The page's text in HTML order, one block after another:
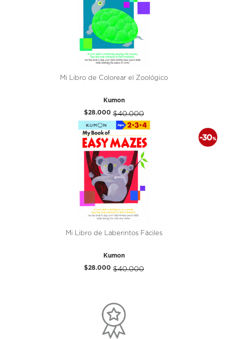
Mi Libro de Colorear el Zoológico
Kumon
$28.000 $40.000
Mi Libro de Laberintos Fáciles
Kumon
$28.000 $40.000